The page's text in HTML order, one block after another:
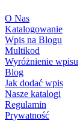
O Nas
Katalogowanie
Wpis na Blogu
Multikod
Wyróżnienie wpisu
Blog
Jak dodać wpis
Nasze katalogi
Regulamin
Prywatność